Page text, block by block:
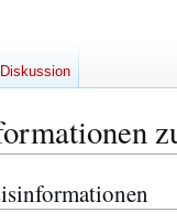
Diskussion